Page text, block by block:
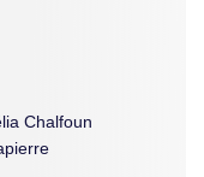
Chalfoun